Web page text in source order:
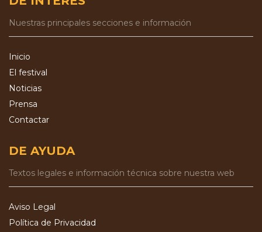
Nuestras principales secciones e información
Inicio
El festival
Noticias
Prensa
Contactar
DE AYUDA
Textos legales e información técnica sobre nuestra web
Aviso Legal
Política de Privacidad